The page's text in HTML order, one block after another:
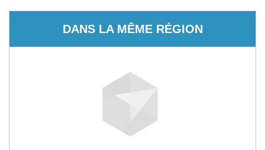
DANS LA MÊME RÉGION